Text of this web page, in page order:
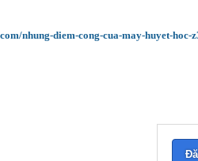
nhung-diem-cong-cua-may-huyet-hoc-